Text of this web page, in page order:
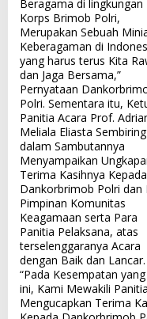
Beragama di lingkungan
Korps Brimob Polri,
Merupakan Sebuah
Keberagaman di
yang harus terus Kita
dan Jaga Bersama,”
Pernyataan
Polri. Sementara itu,
Panitia Acara Prof.
Meliala Eliasta Sembiring
dalam Sambutannya
Menyampaikan
Terima Kasihnya Kepada
Dankorbrimob Polri dan
Pimpinan Komunitas
Keagamaan serta Para
Panitia Pelaksana, atas
terselenggaranya Acara
dengan Baik dan Lancar.
“Pada Kesempatan
ini, Kami Mewakili Panitia
Mengucapkan Terima